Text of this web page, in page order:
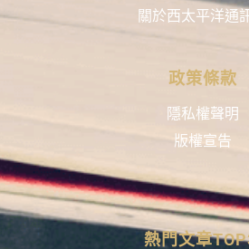
關於西太平洋通
政策條款
隱私權聲明
版權宣告
熱門文章